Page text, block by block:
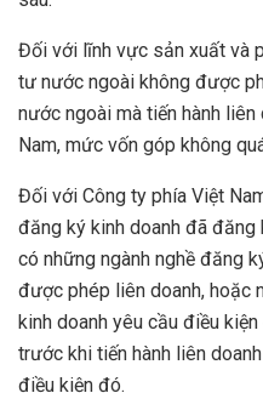
Đối với lĩnh vực sản xuất và
tư nước ngoài không được
nước ngoài mà tiến hành
Nam, mức vốn góp không
Đối với Công ty phía Việt
đăng ký kinh doanh đã
có những ngành nghề đăng
được phép liên doanh, hoặc
kinh doanh yêu cầu điều
trước khi tiến hành liên
điều kiện đó.